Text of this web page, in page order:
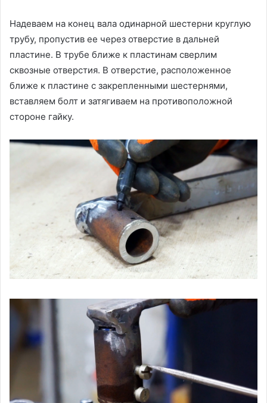
Надеваем на конец вала одинарной шестерни круглую
трубу, пропустив ее через отверстие в дальней
пластине. В трубе ближе к пластинам сверлим
сквозные отверстия. В отверстие, расположенное
ближе к пластине с закрепленными шестернями,
вставляем болт и затягиваем на противоположной
стороне гайку.